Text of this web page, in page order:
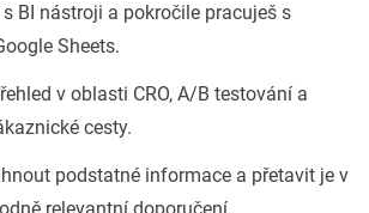
BI nástroji a pokročile pracuješ s
Sheets.
v oblasti CRO, A/B testování a
cesty.
podstatné informace a přetavit je v